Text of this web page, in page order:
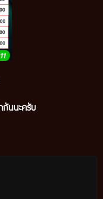
กันนะครับ